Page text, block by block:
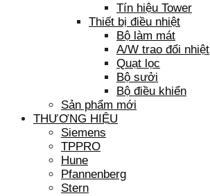
Tín hiệu Tower
Thiết bị điều nhiệt
Bộ làm mát
A/W trao đổi nhiệt
Quạt lọc
Bộ sưởi
Bộ điều khiển
Sản phẩm mới
THƯƠNG HIỆU
Siemens
TPPRO
Hune
Pfannenberg
Stern